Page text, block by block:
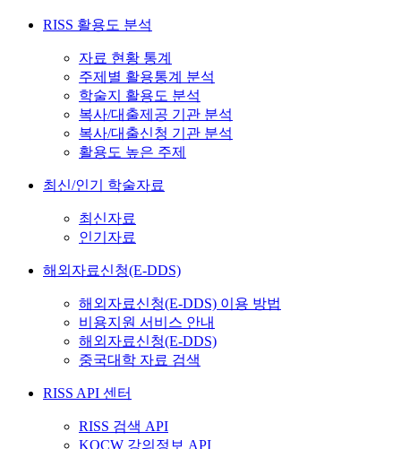
RISS 활용도 분석
자료 현황 통계
주제별 활용통계 분석
학술지 활용도 분석
복사/대출제공 기관 분석
복사/대출신청 기관 분석
활용도 높은 주제
최신/인기 학술자료
최신자료
인기자료
해외자료신청(E-DDS)
해외자료신청(E-DDS) 이용 방법
비용지원 서비스 안내
해외자료신청(E-DDS)
중국대학 자료 검색
RISS API 센터
RISS 검색 API
KOCW 강의정보 API